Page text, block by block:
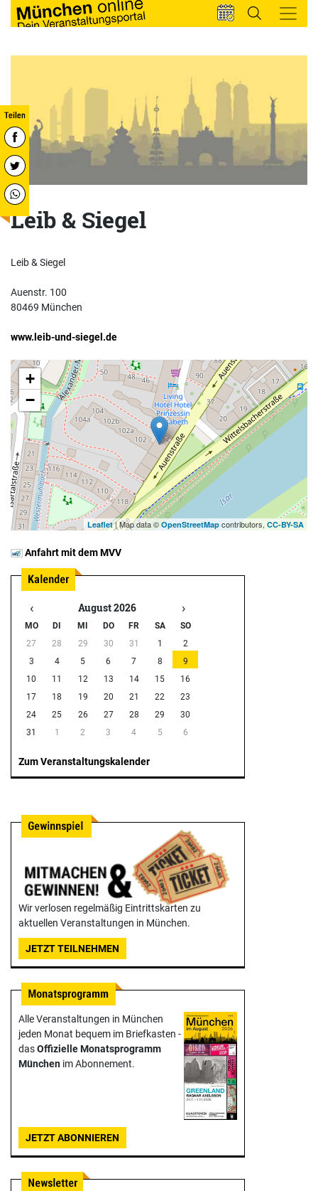
Leib & Siegel
Leib & Siegel
Auenstr. 100
80469 München
www.leib-und-siegel.de
+
−
Leaflet| Map data © OpenStreetMap contributors, CC-BY-SA
Anfahrt mit dem MVV
‹ August 2026 ›
MO DI MI DO FR SA
SO
27
28 29 30 31 1
2
3
4 5 6 7 8
9
10
11 12 13 14 15
16
17
18 19 20 21 22
23
24
25 26 27 28 29
30
31
1 2 3 4 5 6
Zum Veranstaltungskalender
Wir verlosen regelmäßig Eintrittskarten zu
aktuellen Veranstaltungen in München.
JETZT TEILNEHMEN
Alle Veranstaltungen in München
jeden Monat bequem im Briefkasten -
dasOffizielle Monats­programm
München im Abonnement.
JETZT ABONNIEREN